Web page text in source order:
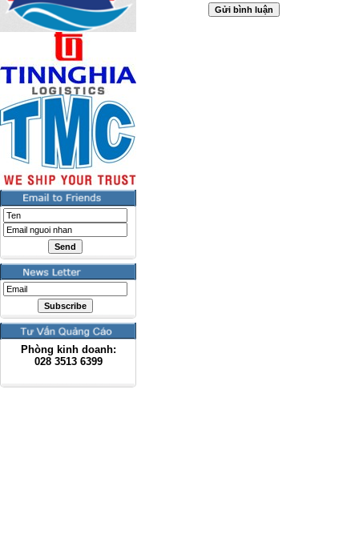
Phòng kinh doanh:
028 3513 6399